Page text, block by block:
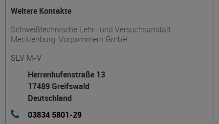
Weitere Kontakte
Schweißtechnische Lehr- und Versuchsanstalt
Mecklenburg-Vorpommern GmbH
SLV M-V
Herrenhufenstraße 13
17489 Greifswald
Deutschland
03834 5801-29